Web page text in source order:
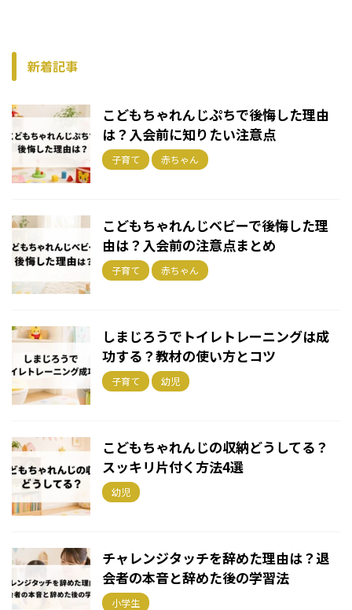
新着記事
こどもちゃれんじぷちで後悔した理由
は？入会前に知りたい注意点
子育て 赤ちゃん
こどもちゃれんじベビーで後悔した理
由は？入会前の注意点まとめ
子育て 赤ちゃん
しまじろうでトイレトレーニングは成
功する？教材の使い方とコツ
子育て 幼児
こどもちゃれんじの収納どうしてる？
スッキリ片付く方法4選
幼児
チャレンジタッチを辞めた理由は？退
会者の本音と辞めた後の学習法
小学生